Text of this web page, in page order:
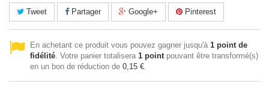
Tweet Partager Google+ Pinterest
En achetant ce produit vous pouvez gagner jusqu'à 1 point de
fidélité. Votre panier totalisera 1 pointpouvant être transformé(s)
en un bon de réduction de 0,15 €.